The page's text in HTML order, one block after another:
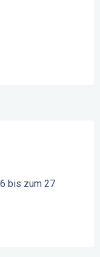
bis zum 27